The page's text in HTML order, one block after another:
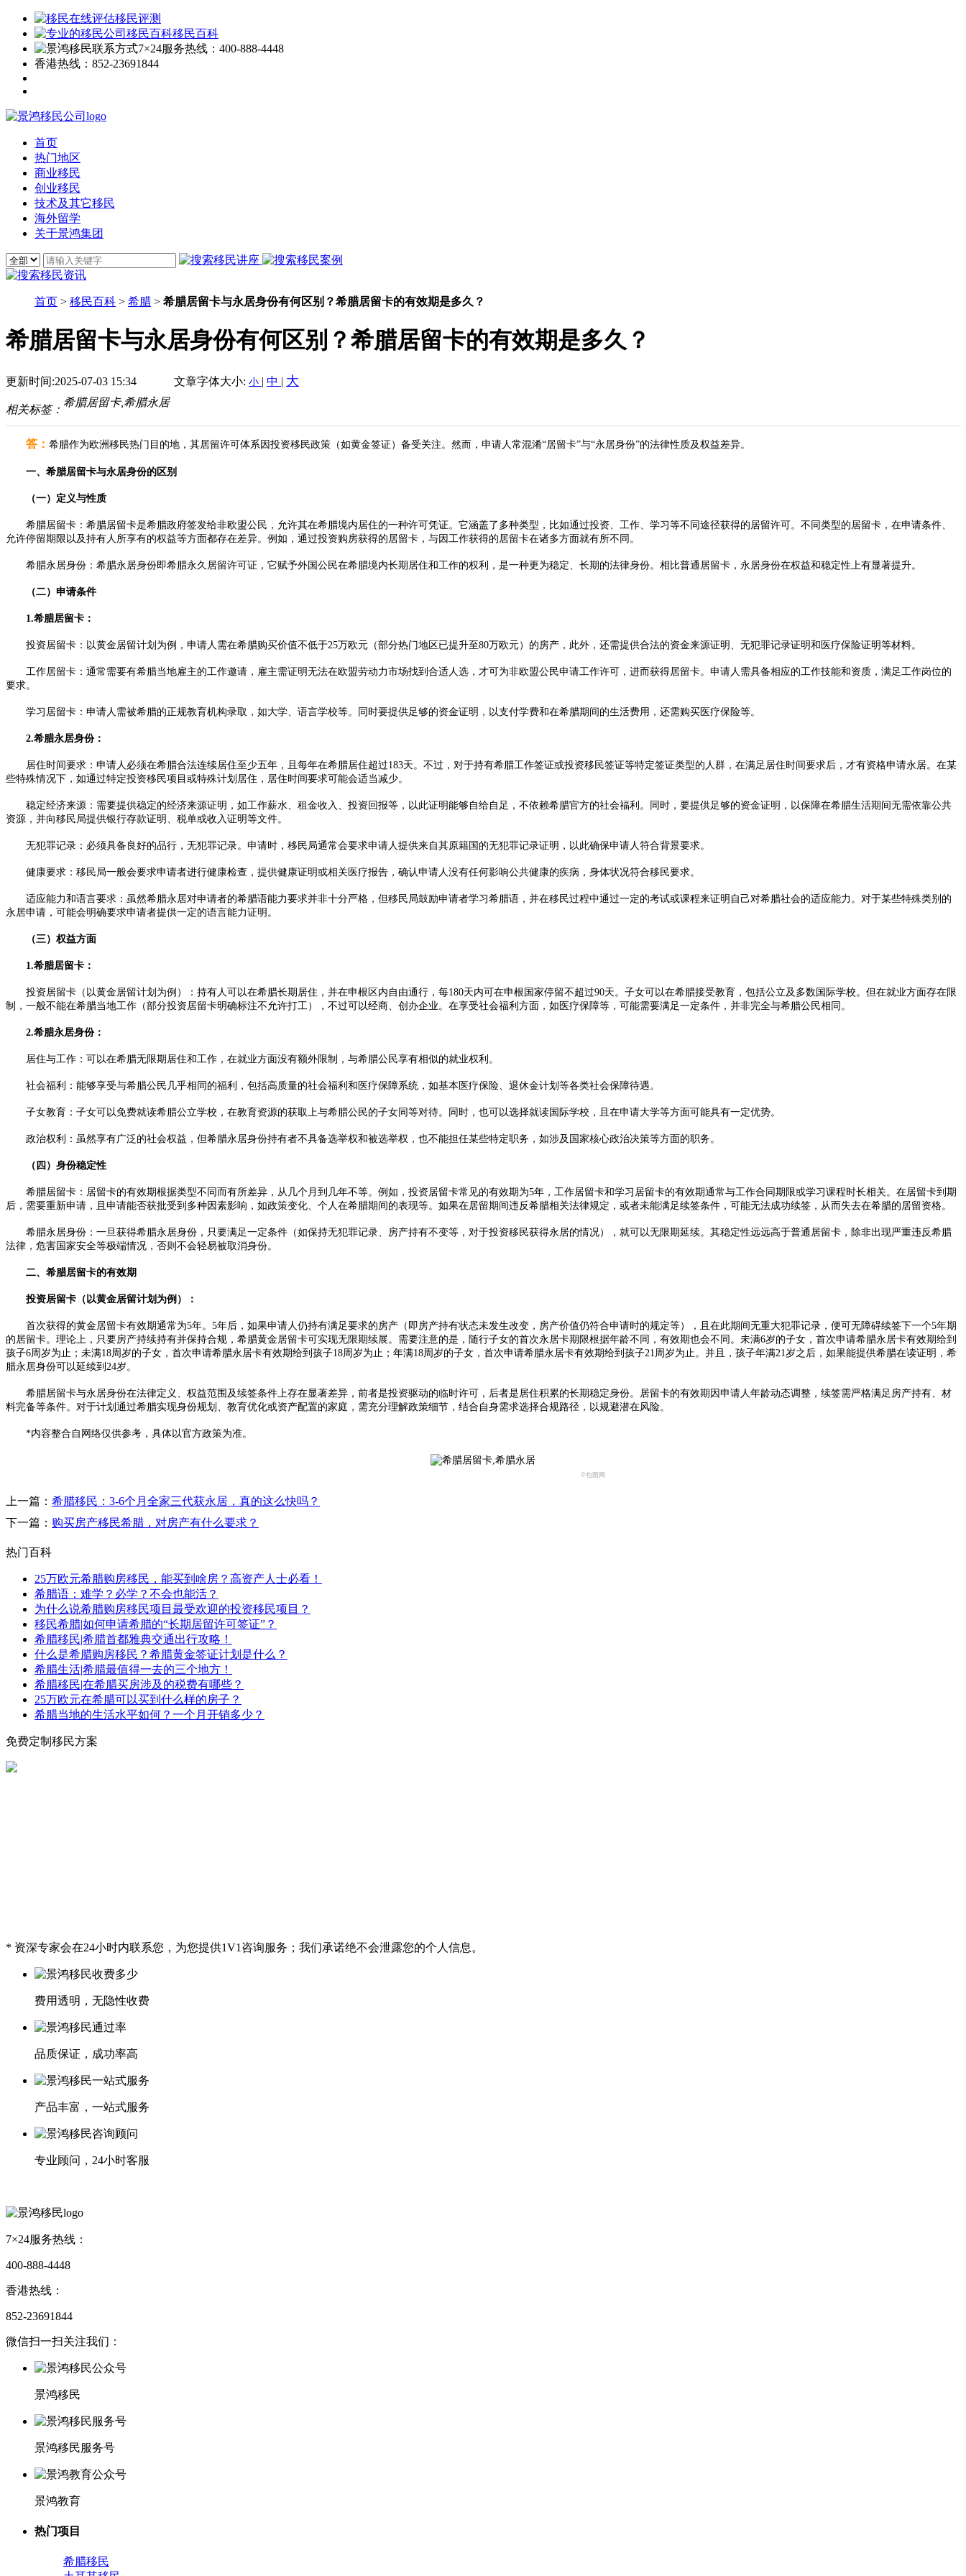
移民评测
移民百科
7×24服务热线： 400-888-4448
香港热线： 852-23691844
首页
热门地区
商业移民
创业移民
技术及其它移民
海外留学
关于景鸿集团
首页 > 移民百科 > 希腊 > 希腊居留卡与永居身份有何区别？希腊居留卡的有效期是多久？
希腊居留卡与永居身份有何区别？希腊居留卡的有效期是多久？
更新时间:2025-07-03 15:34 文章字体大小: 小 | 中 | 大
相关标签：
希腊居留卡,希腊永居
答： 希腊作为欧洲移民热门目的地，其居留许可体系因投资移民政策（如黄金签证）备受关注。然而，申请人常混淆“居留卡”与“永居身份”的法律性质及权益差异。
一、希腊居留卡与永居身份的区别​
（一）定义与性质​
希腊居留卡：希腊居留卡是希腊政府签发给非欧盟公民，允许其在希腊境内居住的一种许可凭证。它涵盖了多种类型，比如通过投资、工作、学习等不同途径获得的居留许可。不同类型的居留卡，在申请条件、
允许停留期限以及持有人所享有的权益等方面都存在差异。例如，通过投资购房获得的居留卡，与因工作获得的居留卡在诸多方面就有所不同。​
希腊永居身份：希腊永居身份即希腊永久居留许可证，它赋予外国公民在希腊境内长期居住和工作的权利，是一种更为稳定、长期的法律身份。相比普通居留卡，永居身份在权益和稳定性上有显著提升。​
（二）申请条件​
1.希腊居留卡：​
投资居留卡：以黄金居留计划为例，申请人需在希腊购买价值不低于25万欧元（部分热门地区已提升至80万欧元）的房产，此外，还需提供合法的资金来源证明、无犯罪记录证明和医疗保险证明等材料。​
工作居留卡：通常需要有希腊当地雇主的工作邀请，雇主需证明无法在欧盟劳动力市场找到合适人选，才可为非欧盟公民申请工作许可，进而获得居留卡。申请人需具备相应的工作技能和资质，满足工作岗位的
要求。​
学习居留卡：申请人需被希腊的正规教育机构录取，如大学、语言学校等。同时要提供足够的资金证明，以支付学费和在希腊期间的生活费用，还需购买医疗保险等。​
2.希腊永居身份：​
居住时间要求：申请人必须在希腊合法连续居住至少五年，且每年在希腊居住超过183天。不过，对于持有希腊工作签证或投资移民签证等特定签证类型的人群，在满足居住时间要求后，才有资格申请永居。在某
些特殊情况下，如通过特定投资移民项目或特殊计划居住，居住时间要求可能会适当减少。​
稳定经济来源：需要提供稳定的经济来源证明，如工作薪水、租金收入、投资回报等，以此证明能够自给自足，不依赖希腊官方的社会福利。同时，要提供足够的资金证明，以保障在希腊生活期间无需依靠公共
资源，并向移民局提供银行存款证明、税单或收入证明等文件。​
无犯罪记录：必须具备良好的品行，无犯罪记录。申请时，移民局通常会要求申请人提供来自其原籍国的无犯罪记录证明，以此确保申请人符合背景要求。​
健康要求：移民局一般会要求申请者进行健康检查，提供健康证明或相关医疗报告，确认申请人没有任何影响公共健康的疾病，身体状况符合移民要求。​
适应能力和语言要求：虽然希腊永居对申请者的希腊语能力要求并非十分严格，但移民局鼓励申请者学习希腊语，并在移民过程中通过一定的考试或课程来证明自己对希腊社会的适应能力。对于某些特殊类别的
永居申请，可能会明确要求申请者提供一定的语言能力证明。​
（三）权益方面​
1.希腊居留卡：​
投资居留卡（以黄金居留计划为例）：持有人可以在希腊长期居住，并在申根区内自由通行，每180天内可在申根国家停留不超过90天。子女可以在希腊接受教育，包括公立及多数国际学校。但在就业方面存在限
制，一般不能在希腊当地工作（部分投资居留卡明确标注不允许打工），不过可以经商、创办企业。在享受社会福利方面，如医疗保障等，可能需要满足一定条件，并非完全与希腊公民相同。​
2.希腊永居身份：​
居住与工作：可以在希腊无限期居住和工作，在就业方面没有额外限制，与希腊公民享有相似的就业权利。​
社会福利：能够享受与希腊公民几乎相同的福利，包括高质量的社会福利和医疗保障系统，如基本医疗保险、退休金计划等各类社会保障待遇。​
子女教育：子女可以免费就读希腊公立学校，在教育资源的获取上与希腊公民的子女同等对待。同时，也可以选择就读国际学校，且在申请大学等方面可能具有一定优势。​
政治权利：虽然享有广泛的社会权益，但希腊永居身份持有者不具备选举权和被选举权，也不能担任某些特定职务，如涉及国家核心政治决策等方面的职务。​
（四）身份稳定性​
希腊居留卡：居留卡的有效期根据类型不同而有所差异，从几个月到几年不等。例如，投资居留卡常见的有效期为5年，工作居留卡和学习居留卡的有效期通常与工作合同期限或学习课程时长相关。在居留卡到期
后，需要重新申请，且申请能否获批受到多种因素影响，如政策变化、个人在希腊期间的表现等。如果在居留期间违反希腊相关法律规定，或者未能满足续签条件，可能无法成功续签，从而失去在希腊的居留资格。​
希腊永居身份：一旦获得希腊永居身份，只要满足一定条件（如保持无犯罪记录、房产持有不变等，对于投资移民获得永居的情况），就可以无限期延续。其稳定性远远高于普通居留卡，除非出现严重违反希腊
法律，危害国家安全等极端情况，否则不会轻易被取消身份。​
二、希腊居留卡的有效期​
投资居留卡（以黄金居留计划为例）：
首次获得的黄金居留卡有效期通常为5年。5年后，如果申请人仍持有满足要求的房产（即房产持有状态未发生改变，房产价值仍符合申请时的规定等），且在此期间无重大犯罪记录，便可无障碍续签下一个5年期
的居留卡。理论上，只要房产持续持有并保持合规，希腊黄金居留卡可实现无限期续展。需要注意的是，随行子女的首次永居卡期限根据年龄不同，有效期也会不同。未满6岁的子女，首次申请希腊永居卡有效期给到
孩子6周岁为止；未满18周岁的子女，首次申请希腊永居卡有效期给到孩子18周岁为止；年满18周岁的子女，首次申请希腊永居卡有效期给到孩子21周岁为止。并且，孩子年满21岁之后，如果能提供希腊在读证明，希
腊永居身份可以延续到24岁。​
希腊居留卡与永居身份在法律定义、权益范围及续签条件上存在显著差异，前者是投资驱动的临时许可，后者是居住积累的长期稳定身份。居留卡的有效期因申请人年龄动态调整，续签需严格满足房产持有、材
料完备等条件。对于计划通过希腊实现身份规划、教育优化或资产配置的家庭，需充分理解政策细节，结合自身需求选择合规路径，以规避潜在风险。
*内容整合自网络仅供参考，具体以官方政策为准。
©包图网
上一篇： 希腊移民：3-6个月全家三代获永居，真的这么快吗？
下一篇： 购买房产移民希腊，对房产有什么要求？
热门百科
25万欧元希腊购房移民，能买到啥房？高资产人士必看！
希腊语：难学？必学？不会也能活？
为什么说希腊购房移民项目最受欢迎的投资移民项目？
移民希腊|如何申请希腊的“长期居留许可签证”？
希腊移民|希腊首都雅典交通出行攻略！
什么是希腊购房移民？希腊黄金签证计划是什么？
希腊生活|希腊最值得一去的三个地方！
希腊移民|在希腊买房涉及的税费有哪些？
25万欧元在希腊可以买到什么样的房子？
希腊当地的生活水平如何？一个月开销多少？
免费定制移民方案
* 资深专家会在24小时内联系您，为您提供1V1咨询服务；我们承诺绝不会泄露您的个人信息。
费用透明，无隐性收费
品质保证，成功率高
产品丰富，一站式服务
专业顾问，24小时客服
7×24服务热线：
400-888-4448
香港热线：
852-23691844
微信扫一扫关注我们：
景鸿移民
景鸿移民服务号
景鸿教育
热门项目
希腊移民